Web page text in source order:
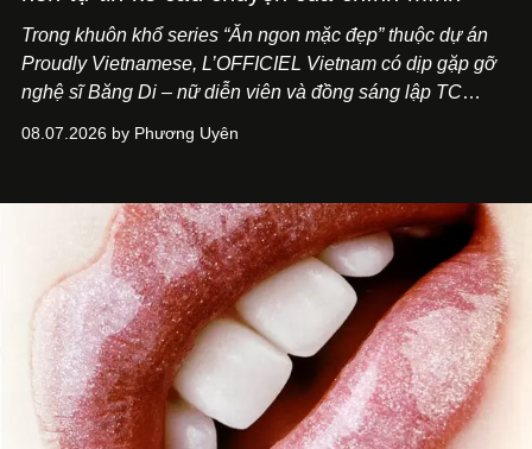
Trong khuôn khổ series “Ăn ngon mặc đẹp” thuộc dự án
Proudly Vietnamese, L’OFFICIEL Vietnam có dịp gặp gỡ
nghệ sĩ Băng Di – nữ diễn viên và đồng sáng lập TC
Kitchen Bar và SALEM tại TP.HCM.
08.07.2026 by Phương Uyên